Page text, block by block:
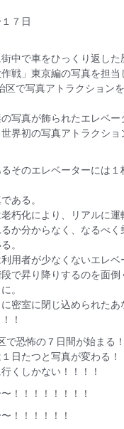
７日
中で車をひっくり返した
戦」東京編の写真を担当
区で写真アトラクション
写真が飾られたエレベ
界初の写真アトラクショ
そのエレベーターには１
ある。
朽化により、リアルに
か分からなく、なるべく
。
用者が少なくないエレベ
で昇り降りするのを面倒
。
密室に閉じ込められたあ
！
で恐怖の７日間が始まる！
日たつと写真が変わる！
くしかない！！！！
！！！！！！！！
！！！！！！